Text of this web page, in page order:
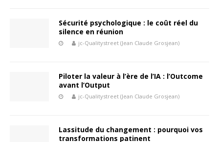
Sécurité psychologique : le coût réel du
silence en réunion
jc-Qualitystreet (Jean Claude Grosjean)
Piloter la valeur à l’ère de l’IA : l’Outcome
avant l’Output
jc-Qualitystreet (Jean Claude Grosjean)
Lassitude du changement : pourquoi vos
transformations patinent